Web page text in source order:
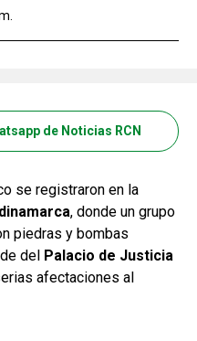
de Noticias RCN
se registraron en la
, donde un grupo
piedras y bombas
del Palacio de Justicia
afectaciones al